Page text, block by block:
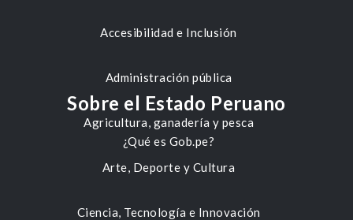
Accesibilidad e Inclusión
Administración pública
Agricultura, ganadería y pesca
Arte, Deporte y Cultura
Ciencia, Tecnología e Innovación
Sobre el Estado Peruano
¿Qué es Gob.pe?